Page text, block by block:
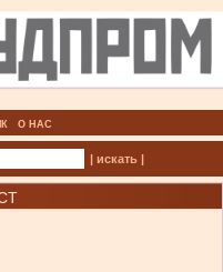
О НАС
| искать |